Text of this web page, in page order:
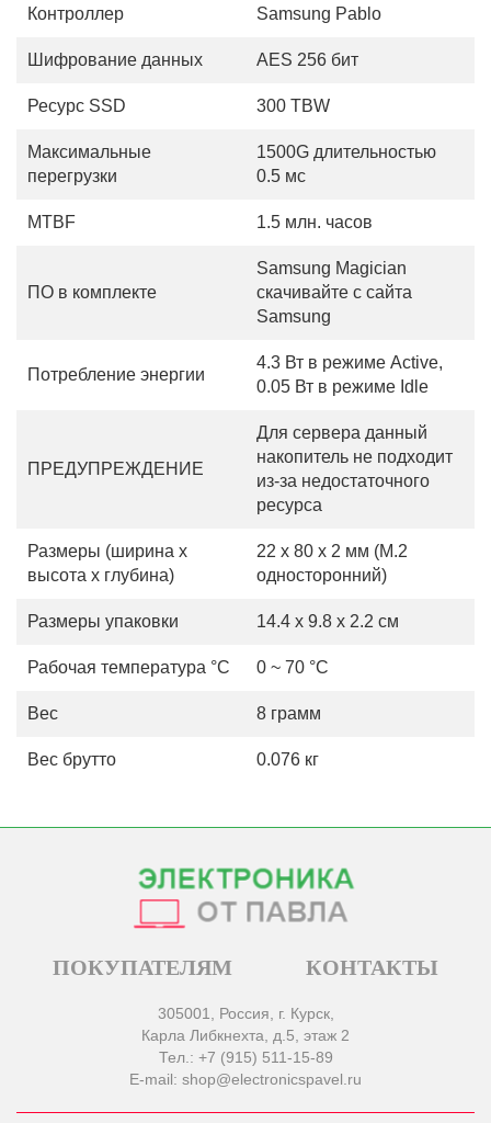
Контроллер Samsung Pablo
Шифрование данных AES 256 бит
Ресурс SSD 300 TBW
Максимальные
перегрузки
1500G длительностью
0.5 мс
MTBF 1.5 млн. часов
ПО в комплекте
Samsung Magician
скачивайте с сайта
Samsung
Потребление энергии
4.3 Вт в режиме Active,
0.05 Вт в режиме Idle
ПРЕДУПРЕЖДЕНИЕ
Для сервера данный
накопитель не подходит
из-за недостаточного
ресурса
Размеры (ширина х
высота х глубина)
22 x 80 x 2 мм (M.2
односторонний)
Размеры упаковки 14.4 x 9.8 x 2.2 см
Рабочая температура °С 0 ~ 70 °C
Вес 8 грамм
Вес брутто 0.076 кг
ПОКУПАТЕЛЯМ КОНТАКТЫ
305001, Россия, г. Курск,
Карла Либкнехта, д.5, этаж 2
Тел.: +7 (915) 511-15-89
E-mail: shop@electronicspavel.ru